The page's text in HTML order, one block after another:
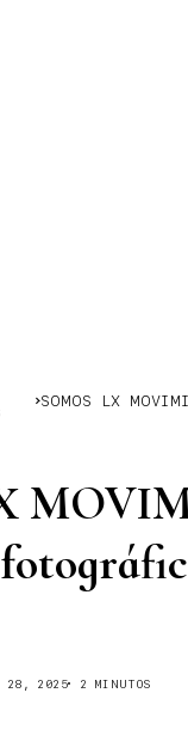
SOMOS LX
28, 2025 2 MINUTOS